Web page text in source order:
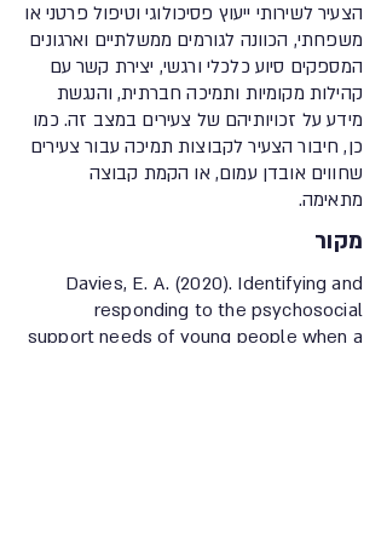
הצעיר לשירותי ייעוץ פסיכולוגי וטיפול פרטני או
משפחתי, הכוונה לגורמים ממשלתיים וארגונים
המספקים סיוע כלכלי ורגשי, יצירת קשר עם
קהילות מקומיות ותמיכה חברתית, והנגשת
מידע על זכויותיהם של צעירים במצב זה. כמו
כן, חיבור הצעיר לקבוצות תמיכה עבור צעירים
שחווים אובדן עמום, או הקמת קבוצה
מתאימה.
מקור
Davies, E. A. (2020). Identifying and
responding to the psychosocial
support needs of young people when a